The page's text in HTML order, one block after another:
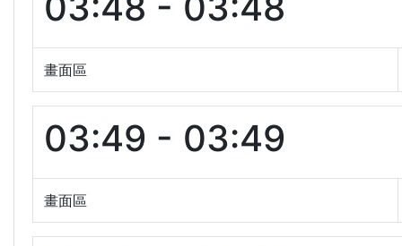
畫面區
03:49 - 03:49
畫面區